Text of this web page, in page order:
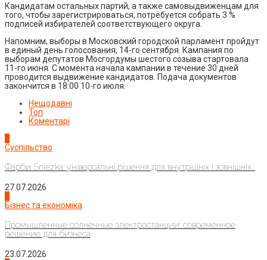
Кандидатам остальных партий, а также самовыдвиженцам для
того, чтобы зарегистрироваться, потребуется собрать 3 %
подписей избирателей соответствующего округа.
Напомним, выборы в Московский городской парламент пройдут
в единый день голосования, 14-го сентября. Кампания по
выборам депутатов Мосгордумы шестого созыва стартовала
11-го июня. С момента начала кампании в течение 30 дней
проводится выдвижение кандидатов. Подача документов
закончится в 18:00 10-го июля.
Нещодавні
Топ
Коментарі
Суспільство
Фарби Sniezka: універсальні рішення для внутрішніх і зовнішніх...
27.07.2026
Бізнес та економіка
Промышленные солнечные электростанции: современное
решение для бизнеса
23.07.2026